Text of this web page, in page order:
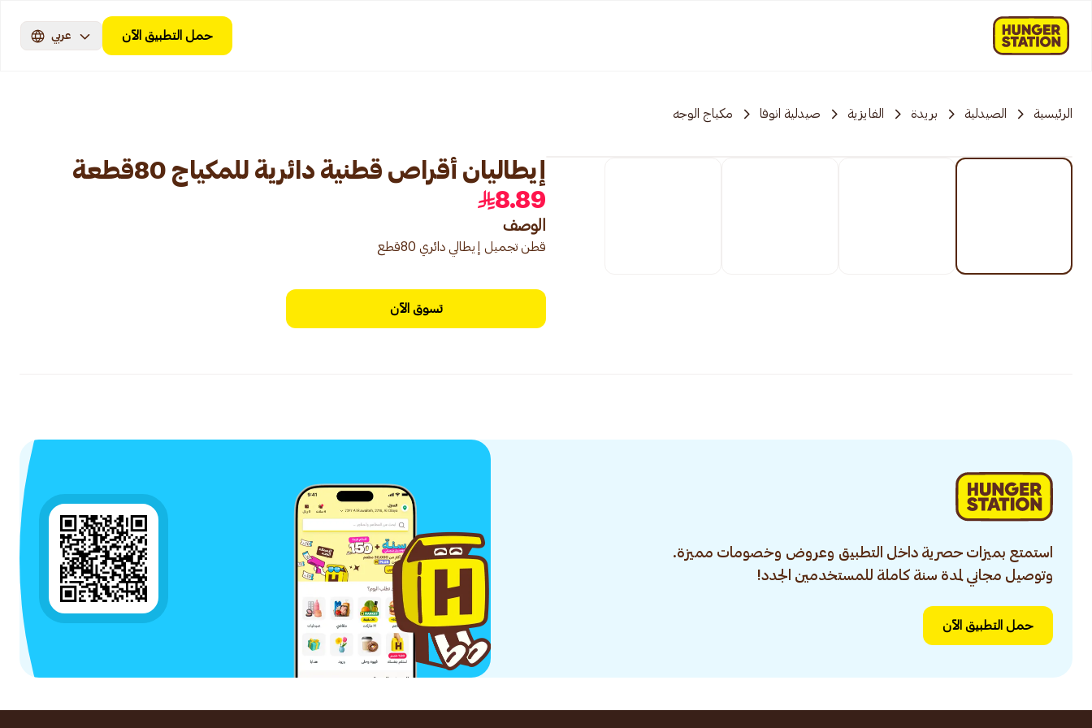
حمل التطبيق الآن عربي
الرئيسية الصيدلية بريدة الفايزية صيدلية انوفا مكياج الوجه
إيطاليان أقراص قطنية دائرية للمكياج 80قطعة
8.89
الوصف
قطن تجميل إيطالي دائري 80قطع
تسوق الآن
استمتع بميزات حصرية داخل التطبيق وعروض وخصومات مميزة.
وتوصيل مجاني لمدة سنة كاملة للمستخدمين الجدد!
حمل التطبيق الآن